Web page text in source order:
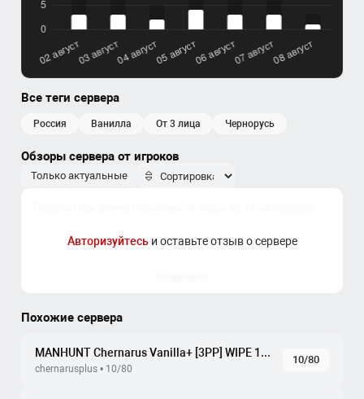
Все теги сервера
россия ванилла от 3 лица чернорусь
Обзоры сервера от игроков
Только актуальные
Авторизуйтесьи оставьте отзыв о сервере
Похожие сервера
MANHUNT Chernarus Vanilla+ [3PP] WIPE 18.07
chernarusplus • 10/80
10/80